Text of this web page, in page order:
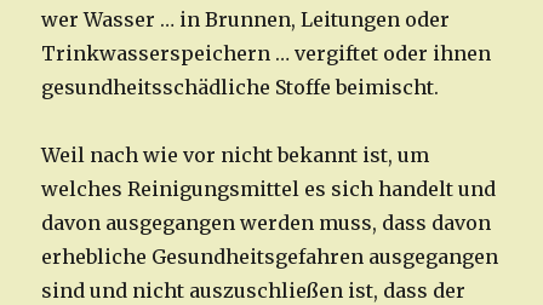
wer Wasser … in Brunnen, Leitungen oder
Trinkwasserspeichern … vergiftet oder ihnen
gesundheitsschädliche Stoffe beimischt.
Weil nach wie vor nicht bekannt ist, um
welches Reinigungsmittel es sich handelt und
davon ausgegangen werden muss, dass davon
erhebliche Gesundheitsgefahren ausgegangen
sind und nicht auszuschließen ist, dass der